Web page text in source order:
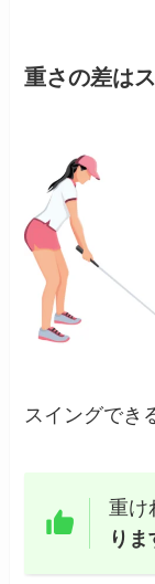
重さの差は
スイングでき
重け
りま